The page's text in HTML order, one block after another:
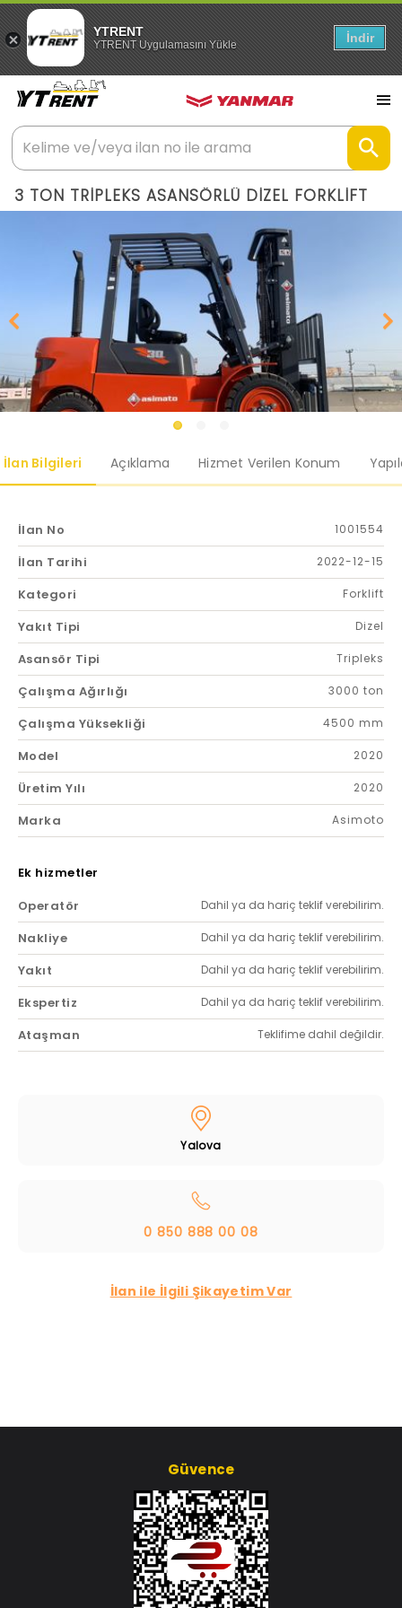
YTRENT
YTRENT Uygulamasını Yükle İndir
3 TON TRİPLEKS ASANSÖRLÜ DİZEL FORKLİFT
İlan Bilgileri Açıklama Hizmet Verilen Konum
İlan No 1001554
İlan Tarihi 2022-12-15
Kategori Forklift
Yakıt Tipi Dizel
Asansör Tipi Tripleks
Çalışma Ağırlığı 3000 ton
Çalışma Yüksekliği 4500 mm
Model 2020
Üretim Yılı 2020
Marka Asimoto
Ek hizmetler
Operatör
Dahil ya da hariç teklif verebilirim.
Nakliye Dahil ya da hariç teklif verebilirim.
Yakıt Dahil ya da hariç teklif verebilirim.
Ekspertiz Dahil ya da hariç teklif verebilirim.
Ataşman Teklifime dahil değildir.
Yalova
0 850 888 00 08
İlan ile İlgili Şikayetim Var
Güvence